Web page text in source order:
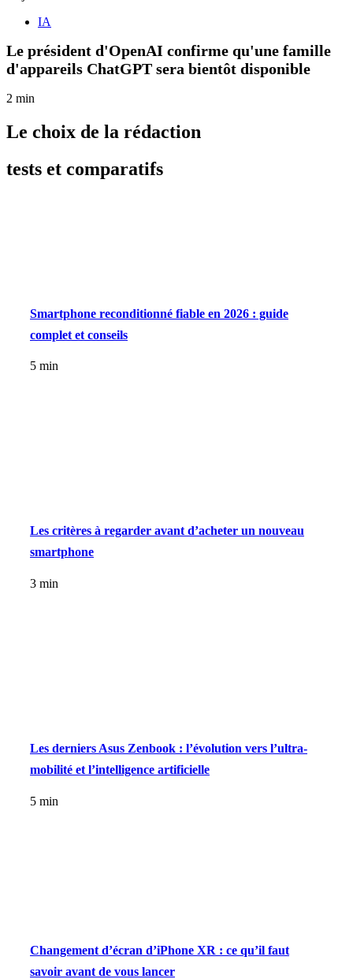
IA
Le président d'OpenAI confirme qu'une famille
d'appareils ChatGPT sera bientôt disponible
2 min
Le choix de la rédaction
tests et comparatifs
Smartphone reconditionné fiable en 2026 : guide
complet et conseils
5 min
Les critères à regarder avant d’acheter un nouveau
smartphone
3 min
Les derniers Asus Zenbook : l’évolution vers l’ultra-
mobilité et l’intelligence artificielle
5 min
Changement d’écran d’iPhone XR : ce qu’il faut
savoir avant de vous lancer